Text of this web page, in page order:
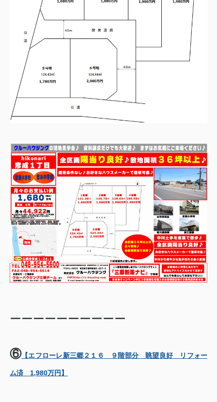
ーーーーーーーーーー
⑥【エフローレ新三郷２１６ ９階部分 眺望良好 リフォー
ム済 1,980万円】